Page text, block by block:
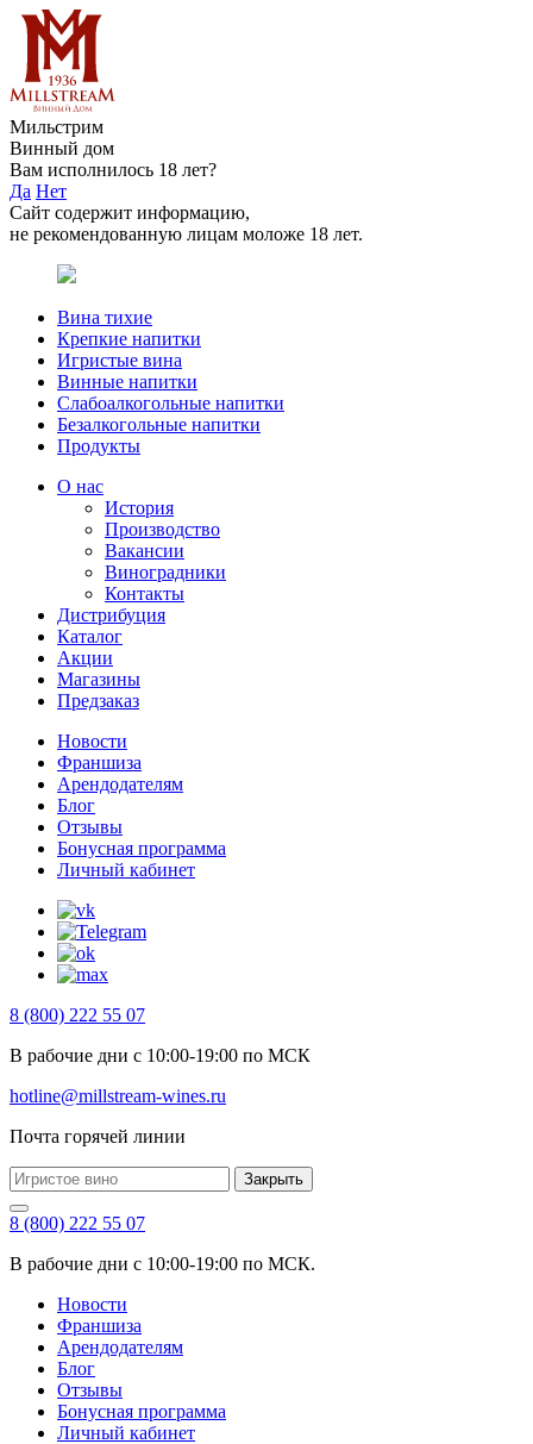
Мильстрим
Винный дом
Вам исполнилось 18 лет?
Да Нет
Сайт содержит информацию,
не рекомендованную лицам моложе 18 лет.
Вина тихие
Крепкие напитки
Игристые вина
Винные напитки
Слабоалкогольные напитки
Безалкогольные напитки
Продукты
О нас
История
Производство
Вакансии
Виноградники
Контакты
Дистрибуция
Каталог
Акции
Магазины
Предзаказ
Новости
Франшиза
Арендодателям
Блог
Отзывы
Бонусная программа
Личный кабинет
8 (800) 222 55 07
В рабочие дни с 10:00-19:00 по МСК
hotline@millstream-wines.ru
Почта горячей линии
Закрыть
8 (800) 222 55 07
В рабочие дни с 10:00-19:00 по МСК.
Новости
Франшиза
Арендодателям
Блог
Отзывы
Бонусная программа
Личный кабинет